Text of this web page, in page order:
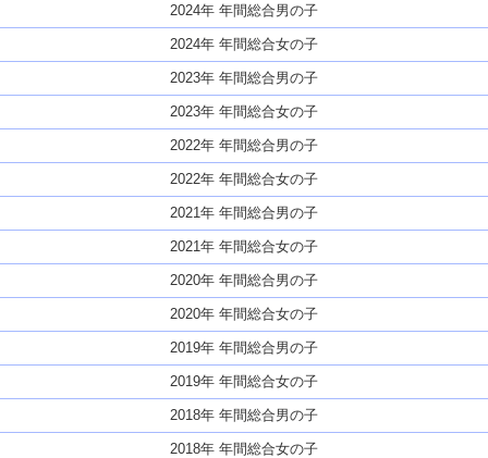
2024年 年間総合男の子
2024年 年間総合女の子
2023年 年間総合男の子
2023年 年間総合女の子
2022年 年間総合男の子
2022年 年間総合女の子
2021年 年間総合男の子
2021年 年間総合女の子
2020年 年間総合男の子
2020年 年間総合女の子
2019年 年間総合男の子
2019年 年間総合女の子
2018年 年間総合男の子
2018年 年間総合女の子